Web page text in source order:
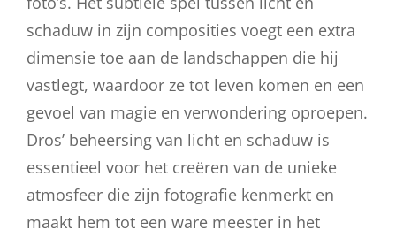
schaduw in zijn composities voegt een extra
dimensie toe aan de landschappen die hij
vastlegt, waardoor ze tot leven komen en een
gevoel van magie en verwondering oproepen.
Dros’ beheersing van licht en schaduw is
essentieel voor het creëren van de unieke
atmosfeer die zijn fotografie kenmerkt en
maakt hem tot een ware meester in het